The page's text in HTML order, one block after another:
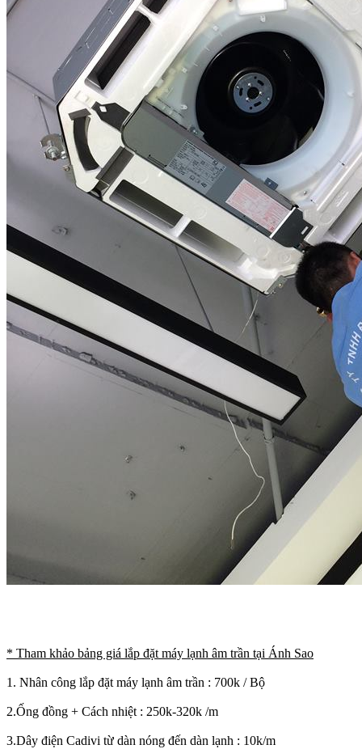
* Tham khảo bảng giá lắp đặt máy lạnh âm trần tại Ánh Sao
1. Nhân công lắp đặt máy lạnh âm trần : 700k / Bộ
2.Ống đồng + Cách nhiệt : 250k-320k /m
3.Dây điện Cadivi từ dàn nóng đến dàn lạnh : 10k/m